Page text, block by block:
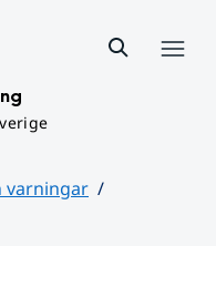
varningar